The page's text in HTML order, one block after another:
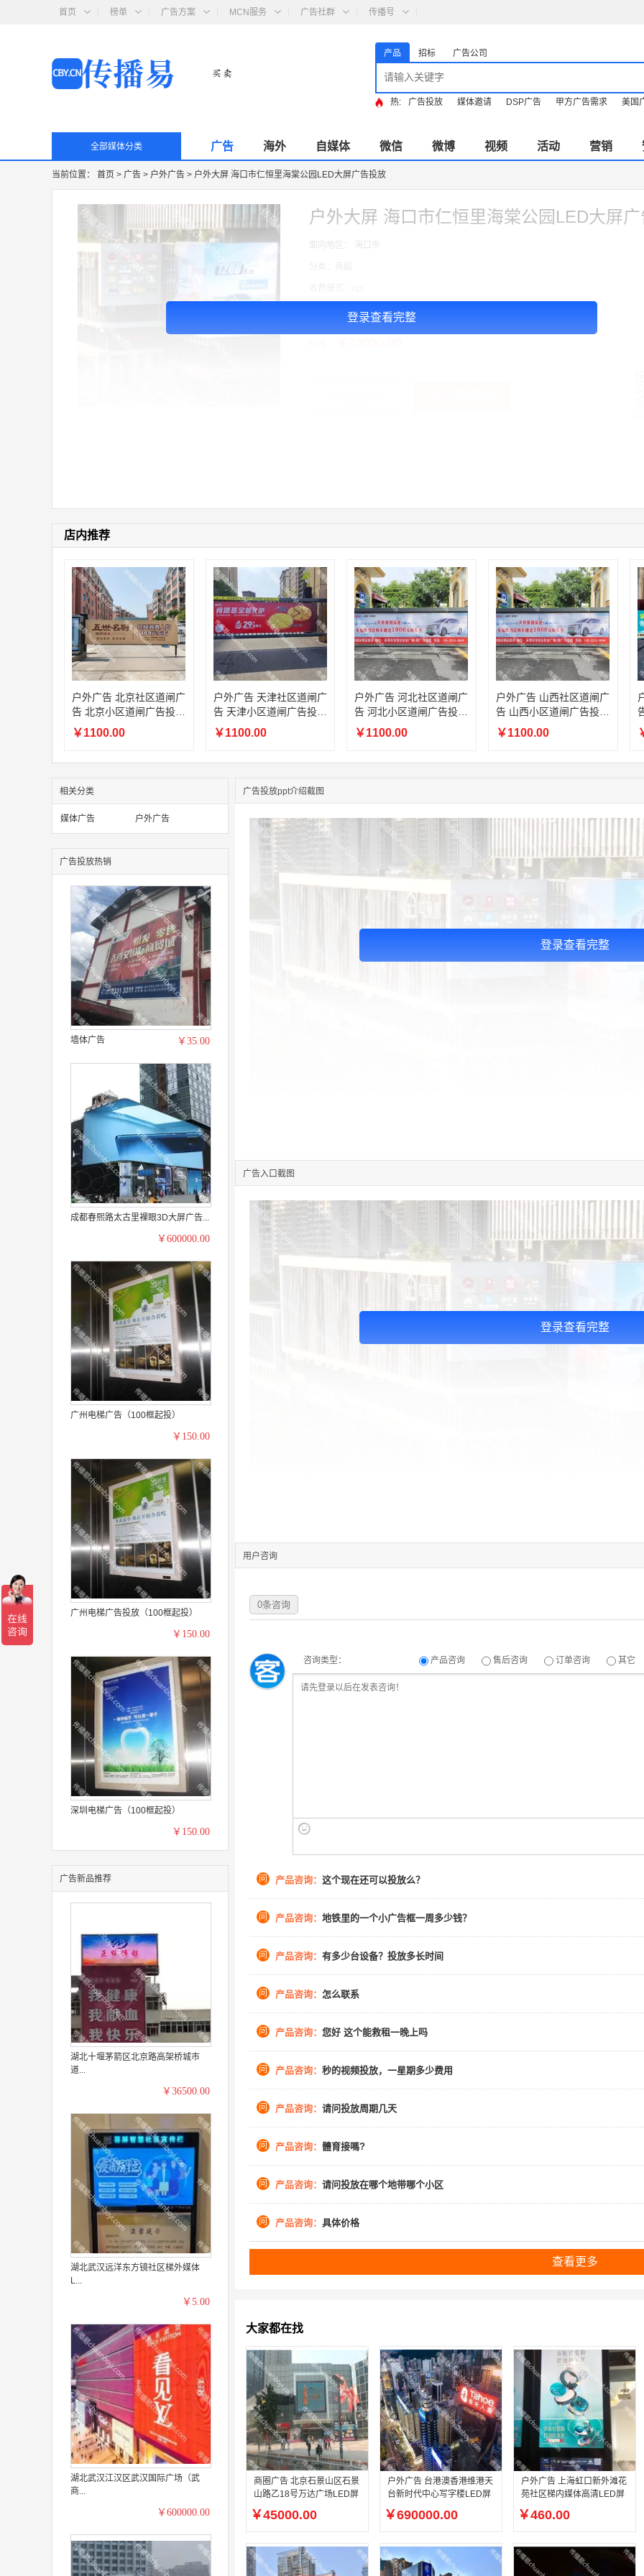
首页 榜单 广告方案 MCN服务 广告社群 传播号
产品 招标 广告公司
热: 广告投放 媒体邀请 DSP广告 甲方广告需求 美国
全部媒体分类 广告 海外 自媒体 微信 微博 视频 活动 营销
当前位置： 首页 > 广告 > 户外广告 > 户外大屏 海口市仁恒里海棠公园LED大屏广告投放
登录查看完整
户外大屏 海口市仁恒里海棠公园LED大屏
面向地区： 海口市
广告投放注意事项：以上价格按月合作
08:36:41 191****0991
联系了该媒体所在商家
05:24:34 186****8762 联系了该媒体所在商家
06:11:20 166****9198 联系了该媒体所在商家
05:17:23 182****1341 联系了该媒体所在商家
03:00:41 153****4020 联系了该媒体所在商家
05:19:34 150****6182 联系了该媒体所在商家
03:27:46 181****7631 联系了该媒体所在商家
03:18:49 173****0620 联系了该媒体所在商家
03:20:56 156****3374 联系了该媒体所在商家
03:42:33 158****0746
联系了该媒体所在商家
12:40:20 177****7961 联系了该媒体所在商家
店内推荐
户外广告 北京社区道闸广
告 北京小区道闸广告投放
价格
￥1100.00
户外广告 天津社区道闸广
告 天津小区道闸广告投放
价格
￥1100.00
户外广告 河北社区道闸广
告 河北小区道闸广告投放
价格
￥1100.00
户外广告 山西社区道闸广
告 山西小区道闸广告投放
价格
￥1100.00
相关分类
媒体广告 户外广告
广告投放热销
墙体广告 ￥35.00
成都春熙路太古里裸眼3D大屏广告...
￥600000.00
广州电梯广告（100框起投）
￥150.00
广州电梯广告投放（100框起投）
￥150.00
深圳电梯广告（100框起投）
￥150.00
广告新品推荐
湖北十堰茅箭区北京路高架桥城市
道...
￥36500.00
湖北武汉远洋东方镜社区梯外媒体
L...
￥5.00
湖北武汉江汉区武汉国际广场（武
商...
￥600000.00
广告投放ppt介绍截图
登录查看完整
广告入口截图
登录查看完整
用户咨询
0条咨询
咨询类型： 产品咨询 售后咨询 订单咨询 其它
问 产品咨询： 这个现在还可以投放么？
问 产品咨询： 地铁里的一个小广告框一周多少钱？
问 产品咨询： 有多少台设备？投放多长时间
问 产品咨询： 怎么联系
问 产品咨询： 您好 这个能救租一晚上吗
问 产品咨询： 秒的视频投放，一星期多少费用
问 产品咨询： 请问投放周期几天
问 产品咨询： 體育接嗎?
问 产品咨询： 请问投放在哪个地带哪个小区
问 产品咨询： 具体价格
查看更多
大家都在找
商圈广告 北京石景山区石景
山路乙18号万达广场LED屏
￥45000.00
户外广告 台港澳香港维港天
台新时代中心写字楼LED屏
￥690000.00
户外广告 上海虹口新外滩花
苑社区梯内媒体高清LED屏
￥460.00